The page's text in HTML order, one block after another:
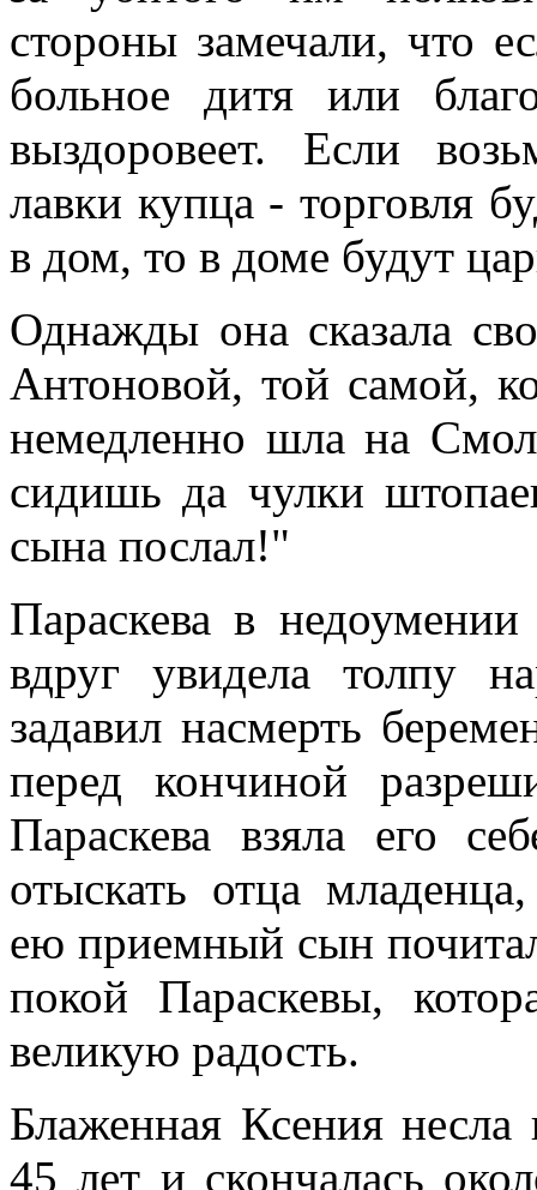
стороны замечали, что
больное дитя или
выздоровеет. Если
лавки купца - торговля
в дом, то в доме будут
Однажды она сказала
Антоновой, той самой,
немедленно шла на
сидишь да чулки
сына послал!"
Параскева в
вдруг увидела толпу
задавил насмерть
перед кончиной
Параскева взяла его
отыскать отца
ею приемный сын
покой Параскевы,
великую радость.
Блаженная Ксения несла
45 лет и скончалась